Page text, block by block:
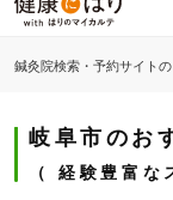
鍼灸院検索・予約サイト
岐阜市のお
経験豊富な